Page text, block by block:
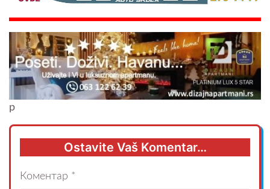
p
Ostavite Vaš Komentar…
Коментар *